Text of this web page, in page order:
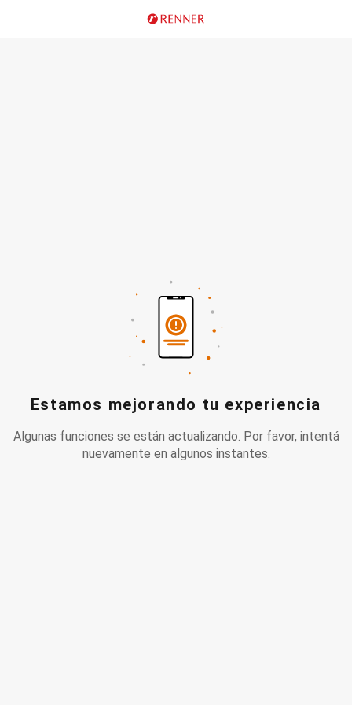
Estamos mejorando tu experiencia
Algunas funciones se están actualizando. Por favor, intentá
nuevamente en algunos instantes.